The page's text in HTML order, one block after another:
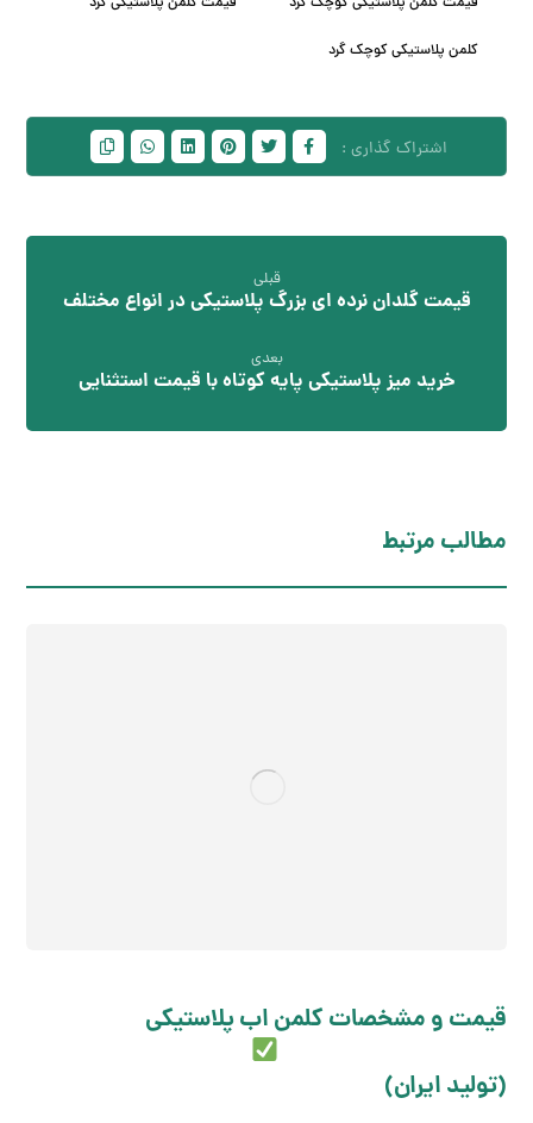
کلمن پلاستیکی کوچک گرد
قبلی
قیمت گلدان نرده ای بزرگ پلاستیکی در انواع مختلف
بعدی
خرید میز پلاستیکی پایه کوتاه با قیمت استثنایی
مطالب مرتبط
قیمت و مشخصات کلمن اب پلاستیکی
(تولید ایران)